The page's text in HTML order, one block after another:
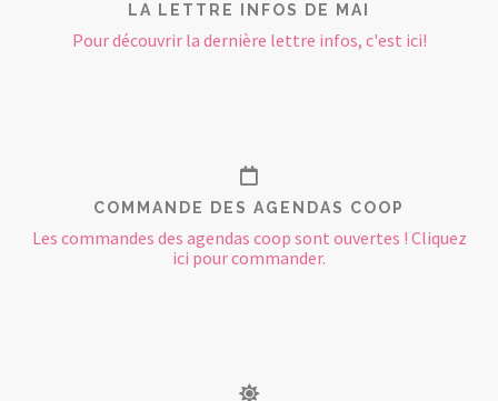
LA LETTRE INFOS DE MAI
Pour découvrir la dernière lettre infos, c'est ici!
COMMANDE DES AGENDAS COOP
Les commandes des agendas coop sont ouvertes ! Cliquez
ici pour commander.